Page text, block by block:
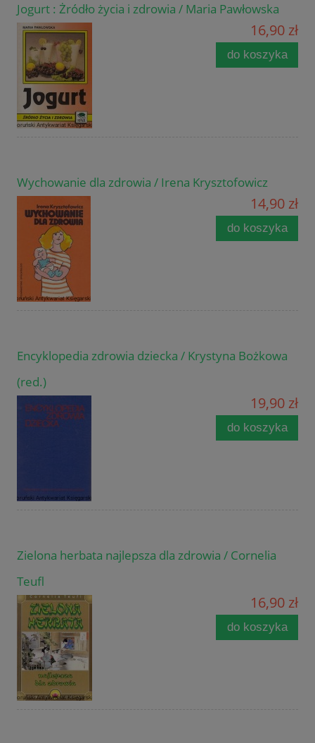
Jogurt : Żródło życia i zdrowia / Maria Pawłowska
16,90 zł
do koszyka
Wychowanie dla zdrowia / Irena Krysztofowicz
14,90 zł
do koszyka
Encyklopedia zdrowia dziecka / Krystyna Bożkowa
(red.)
19,90 zł
do koszyka
Zielona herbata najlepsza dla zdrowia / Cornelia
Teufl
16,90 zł
do koszyka